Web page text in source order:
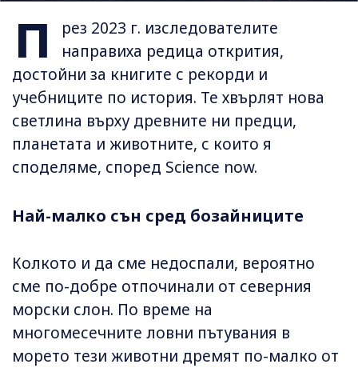
П
рез 2023 г. изследователите
направиха редица открития,
достойни за книгите с рекорди и
учебниците по история. Те хвърлят нова
светлина върху древните ни предци,
планетата и животните, с които я
споделяме, според Science now.
Най-малко сън сред бозайниците
Колкото и да сме недоспали, вероятно
сме по-добре отпочинали от северния
морски слон. По време на
многомесечните ловни пътувания в
морето тези животни дремят по-малко от